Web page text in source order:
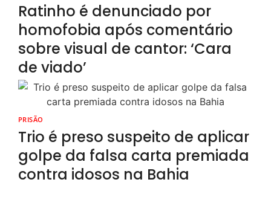
Ratinho é denunciado por
homofobia após comentário
sobre visual de cantor: ‘Cara
de viado’
PRISÃO
Trio é preso suspeito de aplicar
golpe da falsa carta premiada
contra idosos na Bahia